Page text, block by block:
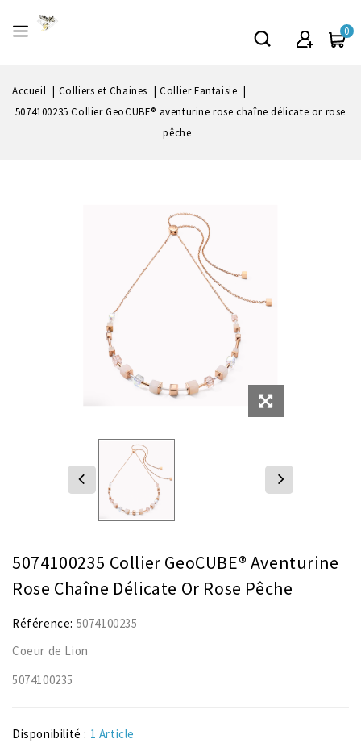
0
Accueil Colliers et Chaines
Collier Fantaisie
5074100235 Collier GeoCUBE® aventurine rose chaîne délicate or rose
pêche
5074100235 Collier GeoCUBE® Aventurine
Rose Chaîne Délicate Or Rose Pêche
Référence: 5074100235
Coeur de Lion
5074100235
Disponibilité : 1 Article